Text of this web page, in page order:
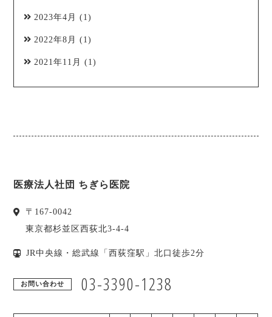
2023年4月 (1)
2022年8月 (1)
2021年11月 (1)
医療法人社団 ちぎら医院
〒 167-0042
東京都杉並区西荻北3-4-4
JR中央線・総武線「西荻窪駅」北口徒歩2分
お問い合わせ 03-3390-1238